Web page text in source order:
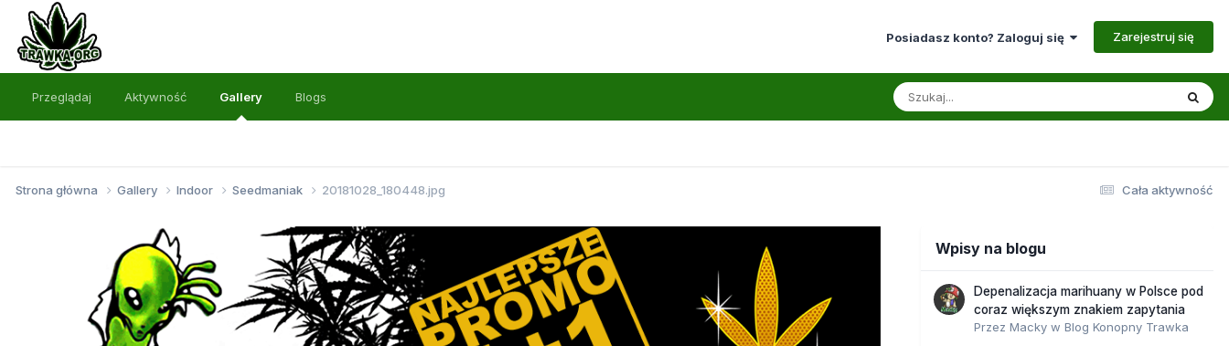
Posiadasz konto? Zaloguj się Zarejestruj się
Przeglądaj Aktywność Gallery Blogs
Cała aktywność
Strona główna Gallery Indoor Seedmaniak 20181028_180448.jpg
Wpisy na blogu
Depenalizacja marihuany w Polsce pod
coraz większym znakiem zapytania
Przez Macky w Blog Konopny Trawka